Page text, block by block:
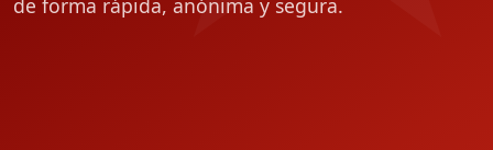
de forma rápida, anónima y segura.